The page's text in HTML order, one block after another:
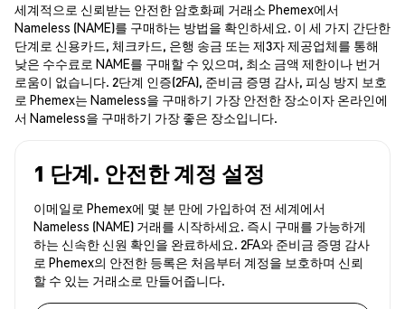
세계적으로 신뢰받는 안전한 암호화폐 거래소 Phemex에서
Nameless (NAME)를 구매하는 방법을 확인하세요. 이 세 가지 간단한
단계로 신용카드, 체크카드, 은행 송금 또는 제3자 제공업체를 통해
낮은 수수료로 NAME를 구매할 수 있으며, 최소 금액 제한이나 번거
로움이 없습니다. 2단계 인증(2FA), 준비금 증명 감사, 피싱 방지 보호
로 Phemex는 Nameless을 구매하기 가장 안전한 장소이자 온라인에
서 Nameless을 구매하기 가장 좋은 장소입니다.
1 단계. 안전한 계정 설정
이메일로 Phemex에 몇 분 만에 가입하여 전 세계에서
Nameless (NAME) 거래를 시작하세요. 즉시 구매를 가능하게
하는 신속한 신원 확인을 완료하세요. 2FA와 준비금 증명 감사
로 Phemex의 안전한 등록은 처음부터 계정을 보호하며 신뢰
할 수 있는 거래소로 만들어줍니다.